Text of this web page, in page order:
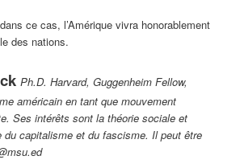
ce cas, l’Amérique vivra honorablement
des nations.
Ph.D. Harvard, Guggenheim Fellow,
américain en tant que mouvement
Ses intérêts sont la théorie sociale et
du capitalisme et du fascisme. Il peut être